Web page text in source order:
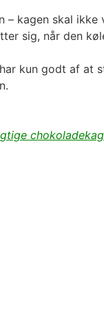
– kagen skal
sig, når den
kun godt af at